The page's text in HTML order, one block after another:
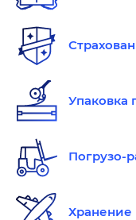
Упаковка
Погрузо-
Хранение